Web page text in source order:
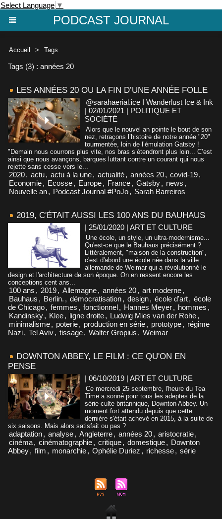
Select Language ▼
PODCAST JOURNAL
Accueil > Tags
Tags (3) : années 20
LES ANNÉES 20 OU LA FIN D’UNE ANNÉE FOLLE
@sarahaerial.ice I Wanderlust Ice & Ink
| 02/01/2021 | POLITIQUE ET
SOCIÉTÉ
Alors que le nouvel an pointe le bout de son
nez, retraçons l’histoire de notre année "20"
tourmentée, loin de l’émulation Gatsby !
"Demain nous courrons plus vite, nos bras s’étendront plus loin... C’est
ainsi que nous avançons, barques luttant contre un courant qui nous
rejette sans cesse vers le...
2020, actu, actu à la une, actualité, années 20, covid-19,
Economie, Ecosse, Europe, France, Gatsby, news ,
Nouvelle an, Podcast Journal #PoJo, Sarah Barreiros
2019, C'ÉTAIT AUSSI LES 100 ANS DU BAUHAUS
| 25/01/2020 | ART ET CULTURE
Une école, un style, un ultra-modernisme...
Qu'est-ce que le Bauhaus précisément ?
Littéralement, "maison de la construction",
c'est d'abord une école née dans la ville
allemande de Weimar qui a révolutionné le
design et l'architecture de son époque. On en ressent encore les
conceptions cent ans...
100 ans , 2019, Allemagne, années 20, art moderne,
Bauhaus , Berlin. , démocratisation, design, école d'art, école
de Chicago, femmes , fonctionnel, Hannes Meyer, hommes ,
Kandinsky, Klee, ligne droite, Ludwig Mies van der Rohe,
minimalisme, poterie, production en série, prototype, régime
Nazi, Tel Aviv, tissage, Walter Gropius , Weimar
DOWNTON ABBEY, LE FILM : CE QU'ON EN
PENSE
| 06/10/2019 | ART ET CULTURE
Ce mercredi 25 septembre, l'heure du Tea
Time a sonné pour tous les adeptes de la
série culte britannique, Downton Abbey. Un
moment fort attendu depuis que cette
dernière s'était achevé en 2015, à la suite de
six saisons. Mais alors satisfait ou pas ?
adaptation, analyse, Angleterre, années 20, aristocratie,
cinéma, cinématographie, critique, domestique, Downton
Abbey, film , monarchie, Ophélie Duriez , richesse, série